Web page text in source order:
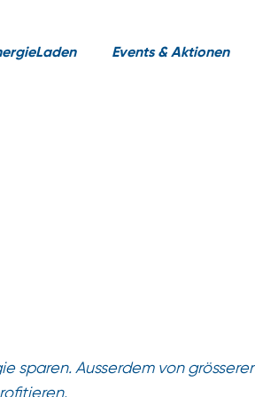
Events & Aktionen
sparen. Ausserdem von grösserer